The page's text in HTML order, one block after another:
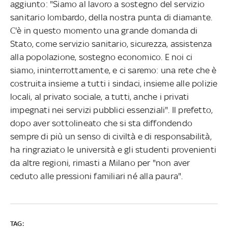
aggiunto: "Siamo al lavoro a sostegno del servizio
sanitario lombardo, della nostra punta di diamante.
C'è in questo momento una grande domanda di
Stato, come servizio sanitario, sicurezza, assistenza
alla popolazione, sostegno economico. E noi ci
siamo, ininterrottamente, e ci saremo: una rete che è
costruita insieme a tutti i sindaci, insieme alle polizie
locali, al privato sociale, a tutti, anche i privati
impegnati nei servizi pubblici essenziali". Il prefetto,
dopo aver sottolineato che si sta diffondendo
sempre di più un senso di civiltà e di responsabilità,
ha ringraziato le università e gli studenti provenienti
da altre regioni, rimasti a Milano per "non aver
ceduto alle pressioni familiari né alla paura".
TAG: